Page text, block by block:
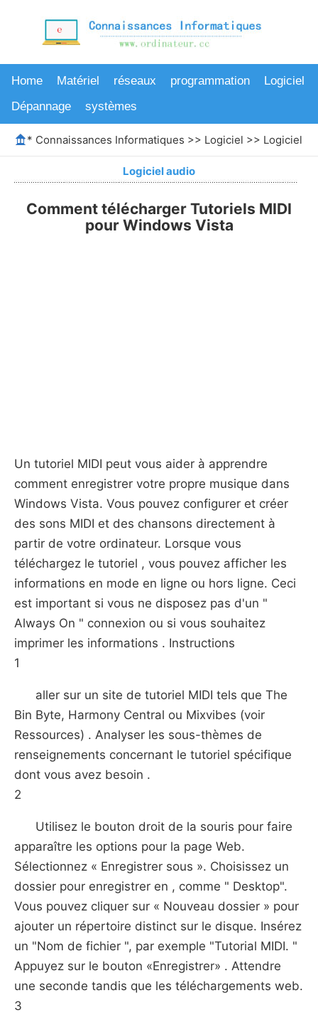
Home Matériel réseaux programmation
Logiciel
Dépannage
systèmes
* Connaissances Informatiques >> Logiciel >> Logiciel
Logiciel audio
Comment télécharger Tutoriels MIDI
pour Windows Vista
Un tutoriel MIDI peut vous aider à apprendre
comment enregistrer votre propre musique dans
Windows Vista. Vous pouvez configurer et créer
des sons MIDI et des chansons directement à
partir de votre ordinateur. Lorsque vous
téléchargez le tutoriel , vous pouvez afficher les
informations en mode en ligne ou hors ligne. Ceci
est important si vous ne disposez pas d'un "
Always On " connexion ou si vous souhaitez
imprimer les informations . Instructions
1
aller sur un site de tutoriel MIDI tels que The
Bin Byte, Harmony Central ou Mixvibes (voir
Ressources) . Analyser les sous-thèmes de
renseignements concernant le tutoriel spécifique
dont vous avez besoin .
2
Utilisez le bouton droit de la souris pour faire
apparaître les options pour la page Web.
Sélectionnez « Enregistrer sous ». Choisissez un
dossier pour enregistrer en , comme " Desktop".
Vous pouvez cliquer sur « Nouveau dossier » pour
ajouter un répertoire distinct sur ​​le disque. Insérez
un "Nom de fichier ", par exemple "Tutorial MIDI. "
Appuyez sur le bouton «Enregistrer» . Attendre
une seconde tandis que les téléchargements web.
3